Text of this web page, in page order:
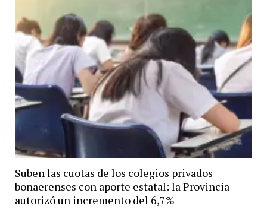
Suben las cuotas de los colegios privados
bonaerenses con aporte estatal: la Provincia
autorizó un incremento del 6,7%